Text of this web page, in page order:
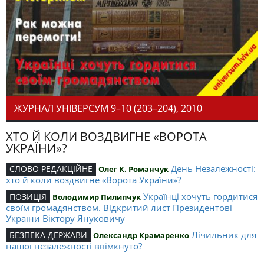
ЖУРНАЛ УНІВЕРСУМ 9–10 (203–204), 2010
ХТО Й КОЛИ ВОЗДВИГНЕ «ВОРОТА
УКРАЇНИ»?
СЛОВО РЕДАКЦІЙНЕ Олег К. Романчук День Незалежності:
хто й коли воздвигне «Ворота України»?
ПОЗИЦІЯ Володимир Пилипчук Українці хочуть гордитися
своїм громадянством. Відкритий лист Президентові
України Віктору Януковичу
БЕЗПЕКА ДЕРЖАВИ Олександр Крамаренко Лічильник для
нашої незалежності ввімкнуто?